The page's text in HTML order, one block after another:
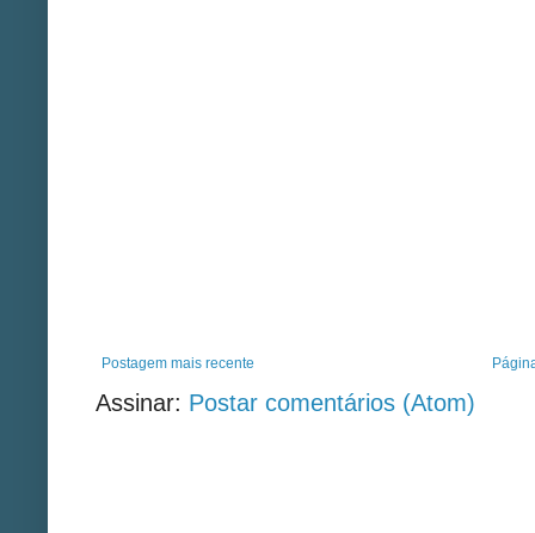
Postagem mais recente
Assinar: Postar comentários (Atom)